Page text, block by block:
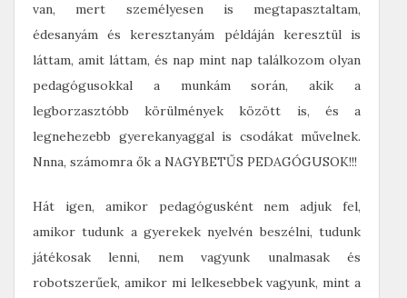
van, mert személyesen is megtapasztaltam,
édesanyám és keresztanyám példáján keresztül is
láttam, amit láttam, és nap mint nap találkozom olyan
pedagógusokkal a munkám során, akik a
legborzasztóbb körülmények között is, és a
legnehezebb gyerekanyaggal is csodákat művelnek.
Nnna, számomra ők a NAGYBETŰS PEDAGÓGUSOK!!!
Hát igen, amikor pedagógusként nem adjuk fel,
amikor tudunk a gyerekek nyelvén beszélni, tudunk
játékosak lenni, nem vagyunk unalmasak és
robotszerűek, amikor mi lelkesebbek vagyunk, mint a